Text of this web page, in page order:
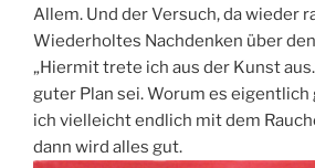
Allem. Und der Versuch, da wieder
Wiederholtes Nachdenken über
„Hiermit trete ich aus der Kunst
guter Plan sei. Worum es eigentlich
ich vielleicht endlich mit dem
dann wird alles gut.